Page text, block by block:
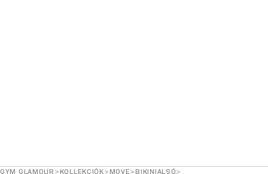
GYM GLAMOUR > KOLLEKCIÓK> MOVE> BIKINIALSÓ>